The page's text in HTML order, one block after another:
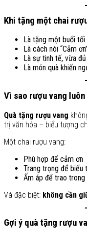
Khi tặng một chai
Là tặng một buổi
Là cách nói “Cảm
Là sự tinh tế, vừa
Là món quà khiến
Vì sao rượu vang
Quà tặng rượu vang
trị văn hóa – biểu tượng
Một chai rượu vang:
Phù hợp để cảm ơn
Trang trọng để biếu
Ấm áp để trao trong
Và đặc biệt: không cần
Gợi ý quà tặng rượu